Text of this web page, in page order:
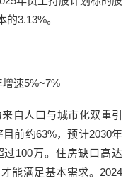
3.13%。
速5%~7%
自人口与城市化双重引
前约63%，预计2030年
100万。住房缺口高达
能满足基本需求。2024